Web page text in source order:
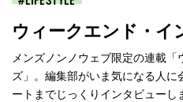
ウィークエンド・イ
メンズノンノウェブ限定の連載
ズ」。編集部がいま気になる人
ートまでじっくりインタビューし